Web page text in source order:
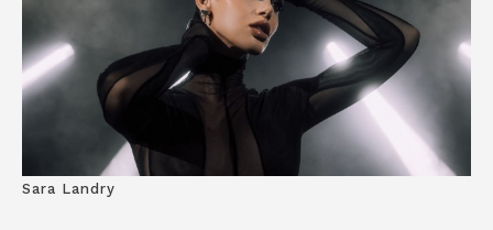
Sara Landry